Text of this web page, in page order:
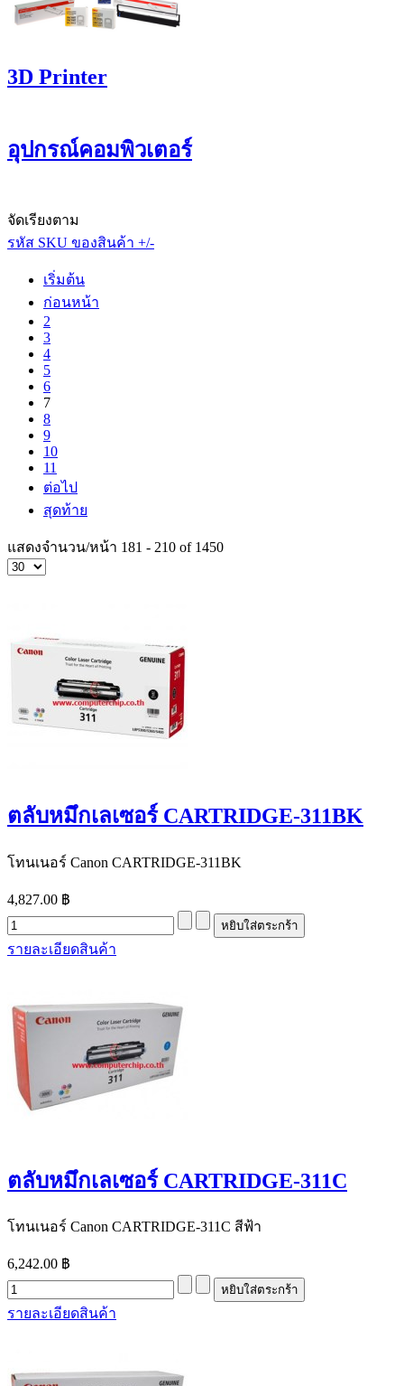
3D Printer
อุปกรณ์คอมพิวเตอร์
จัดเรียงตาม
รหัส SKU ของสินค้า +/-
เริ่มต้น
ก่อนหน้า
2
3
4
5
6
7
8
9
10
11
ต่อไป
สุดท้าย
แสดงจำนวน/หน้า 181 - 210 of 1450
ตลับหมึกเลเซอร์ CARTRIDGE-311BK
โทนเนอร์ Canon CARTRIDGE-311BK
4,827.00 ฿
รายละเอียดสินค้า
ตลับหมึกเลเซอร์ CARTRIDGE-311C
โทนเนอร์ Canon CARTRIDGE-311C สีฟ้า
6,242.00 ฿
รายละเอียดสินค้า